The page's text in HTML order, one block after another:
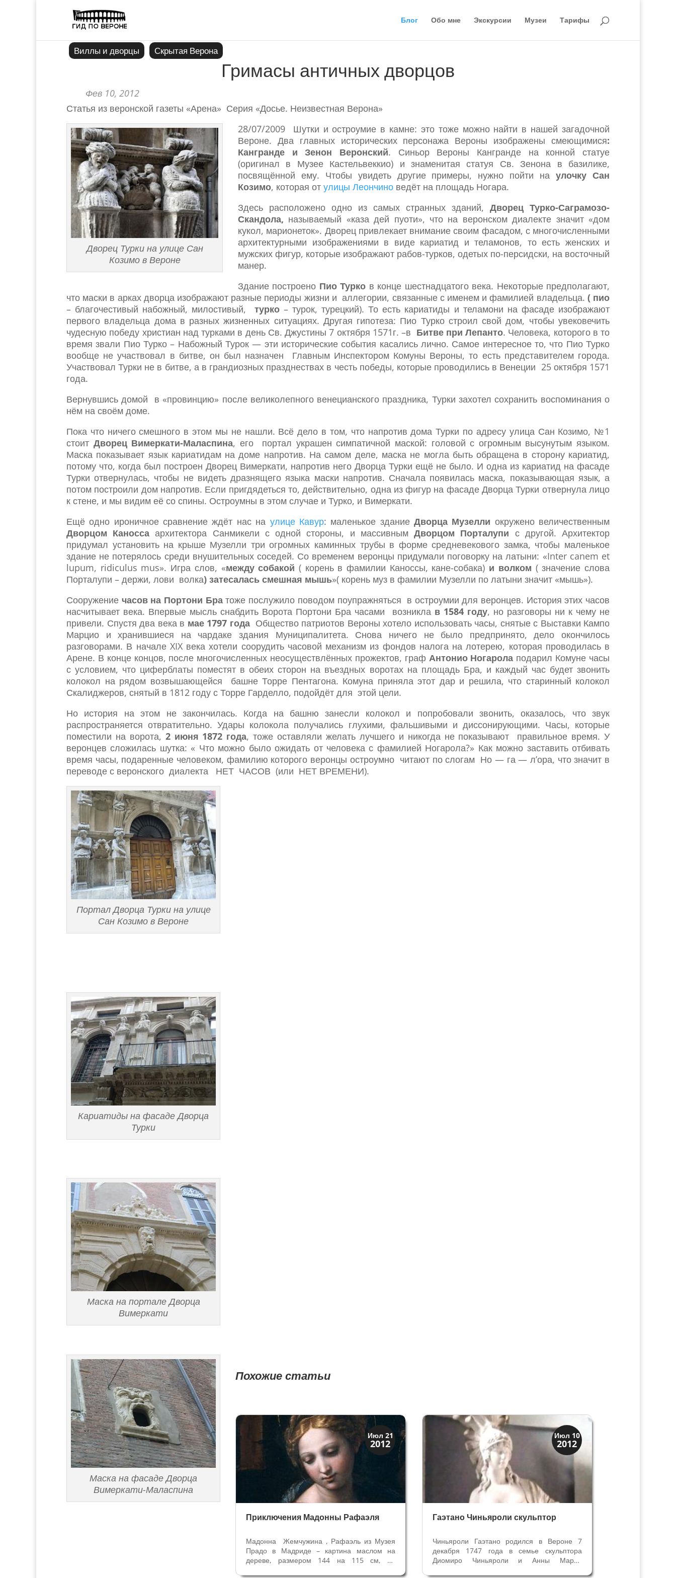
Блог Обо мне Экскурсии Музеи Тарифы
Виллы и дворцы Скрытая Верона
Гримасы античных дворцов
Фев 10, 2012
Статья из веронской газеты «Арена» Серия «Досье. Неизвестная Верона»
Дворец Турки на улице Сан
Козимо в Вероне
28/07/2009 Шутки и остроумие в камне: это тоже можно найти в нашей загадочной
Вероне. Два главных исторических персонажа Вероны изображены смеющимися:
Кангранде и Зенон Веронский. Синьор Вероны Кангранде на конной статуе
(оригинал в Музее Кастельвеккио) и знаменитая статуя Св. Зенона в базилике,
посвящённой ему. Чтобы увидеть другие примеры, нужно пойти наулочку Сан
Козимо, которая от улицы Леончино ведёт на площадь Ногара.
Здесь расположено одно из самых странных зданий, Дворец Турко-Саграмозо-
Скандола, называемый «каза дей пуоти», что на веронском диалекте значит «дом
кукол, марионеток». Дворец привлекает внимание своим фасадом, с многочисленными
архитектурными изображениями в виде кариатид и теламонов, то есть женских и
мужских фигур, которые изображают рабов-турков, одетых по-персидски, на восточный
манер.
Здание построено Пио Турко в конце шестнадцатого века. Некоторые предполагают,
что маски в арках дворца изображают разные периоды жизни и аллегории, связанные с именем и фамилией владельца. ( пио
– благочестивый набожный, милостивый, турко – турок, турецкий). То есть кариатиды и теламони на фасаде изображают
первого владельца дома в разных жизненных ситуациях. Другая гипотеза: Пио Турко строил свой дом, чтобы увековечить
чудесную победу христиан над турками в день Св. Джустины 7 октября 1571г. –в Битве при Лепанто. Человека, которого в то
время звали Пио Турко – Набожный Турок — эти исторические события касались лично. Самое интересное то, что Пио Турко
вообще не участвовал в битве, он был назначен Главным Инспектором Комуны Вероны, то есть представителем города.
Участвовал Турки не в битве, а в грандиозных празднествах в честь победы, которые проводились в Венеции 25 октября 1571
года.
Вернувшись домой в «провинцию» после великолепного венецианского праздника, Турки захотел сохранить воспоминания о
нём на своём доме.
Пока что ничего смешного в этом мы не нашли. Всё дело в том, что напротив дома Турки по адресу улица Сан Козимо, №1
стоит Дворец Вимеркати-Маласпина, его портал украшен симпатичной маской: головой с огромным высунутым языком.
Маска показывает язык кариатидам на доме напротив. На самом деле, маска не могла быть обращена в сторону кариатид,
потому что, когда был построен Дворец Вимеркати, напротив него Дворца Турки ещё не было. И одна из кариатид на фасаде
Турки отвернулась, чтобы не видеть дразнящего языка маски напротив. Сначала появилась маска, показывающая язык, а
потом построили дом напротив. Если пригдядеться то, действительно, одна из фигур на фасаде Дворца Турки отвернула лицо
к стене, и мы видим её со спины. Остроумны в этом случае и Турко, и Вимеркати.
Ещё одно ироничное сравнение ждёт нас на улице Кавур: маленькое здание Дворца Музелли окружено величественным
Дворцом Каносса архитектора Санмикели с одной стороны, и массивнымДворцом Порталупи с другой. Архитектор
придумал установить на крыше Музелли три огромных каминных трубы в форме средневекового замка, чтобы маленькое
здание не потерялось среди внушительных соседей. Со временем веронцы придумали поговорку на латыни: «Inter canem et
lupum, ridiculus mus». Игра слов, «между собакой ( корень в фамилии Каноссы, кане-собака) и волком ( значение слова
Порталупи – держи, лови волка) затесалась смешная мышь»( корень муз в фамилии Музелли по латыни значит «мышь»).
Сооружение часов на Портони Братоже послужило поводом поупражняться в остроумии для веронцев. История этих часов
насчитывает века. Впервые мысль снабдить Ворота Портони Бра часами возниклав 1584 году, но разговоры ни к чему не
привели. Спустя два века в мае 1797 годаОбщество патриотов Вероны хотело использовать часы, снятые с Выставки Кампо
Марцио и хранившиеся на чардаке здания Муниципалитета. Снова ничего не было предпринято, дело окончилось
разговорами. В начале XIX века хотели соорудить часовой механизм из фондов налога на лотерею, которая проводилась в
Арене. В конце концов, после многочисленных неосуществлённых прожектов, граф Антонио Ногарола подарил Комуне часы
с условием, что циферблаты поместят в обеих сторон на въездных воротах на площадь Бра, и каждый час будет звонить
колокол на рядом возвышающейся башне Торре Пентагона. Комуна приняла этот дар и решила, что старинный колокол
Скалиджеров, снятый в 1812 году с Торре Гарделло, подойдёт для этой цели.
Но история на этом не закончилась. Когда на башню занесли колокол и попробовали звонить, оказалось, что звук
распространяется отвратительно. Удары колокола получались глухими, фальшивыми и диссонирующими. Часы, которые
поместили на ворота, 2 июня 1872 года, тоже оставляли желать лучшего и никогда не показывают правильное время. У
веронцев сложилась шутка: « Что можно было ожидать от человека с фамилией Ногарола?» Как можно заставить отбивать
время часы, подаренные человеком, фамилию которого веронцы остроумно читают по слогам Но — га — л’ора, что значит в
переводе с веронского диалекта НЕТ ЧАСОВ (или НЕТ ВРЕМЕНИ).
Портал Дворца Турки на улице
Сан Козимо в Вероне
Кариатиды на фасаде Дворца
Турки
Маска на портале Дворца
Вимеркати
Маска на фасаде Дворца
Вимеркати-Маласпина
Похожие статьи
Июл 21
2012
Искусство
Тайны картин
Приключения Мадонны Рафаэля
Мадонна Жемчужина , Рафаэль из Музея
Прадо в Мадриде – картина маслом на
дереве, размером 144 на 115 см, на
Июл 10
2012
Верона
Веронцы
Гаэтано Чиньяроли скульптор
Чиньяроли Гаэтано родился в Вероне 7
декабря 1747 года в семье скульптора
Диомиро Чиньяроли и Анны Марии